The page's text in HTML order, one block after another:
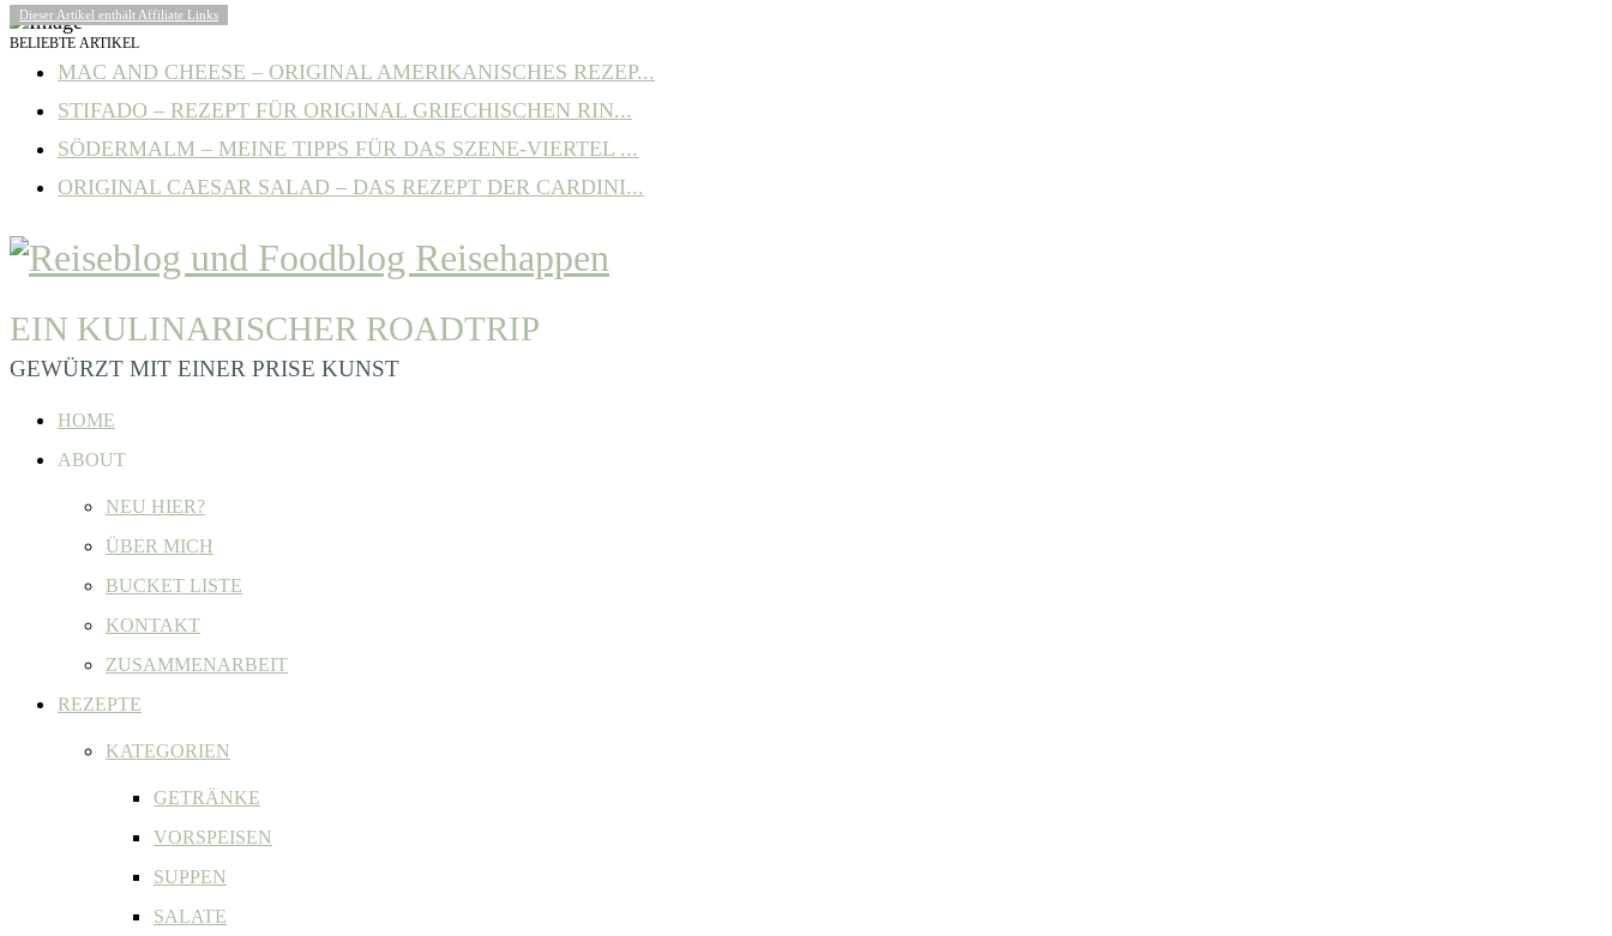
BELIEBTE ARTIKEL
MAC AND CHEESE – ORIGINAL AMERIKANISCHES REZEP...
STIFADO – REZEPT FÜR ORIGINAL GRIECHISCHEN RIN...
SÖDERMALM – MEINE TIPPS FÜR DAS SZENE-VIERTEL ...
ORIGINAL CAESAR SALAD – DAS REZEPT DER CARDINI...
EIN KULINARISCHER ROADTRIP
GEWÜRZT MIT EINER PRISE KUNST
HOME
ABOUT
NEU HIER?
ÜBER MICH
BUCKET LISTE
KONTAKT
ZUSAMMENARBEIT
REZEPTE
KATEGORIEN
GETRÄNKE
VORSPEISEN
SUPPEN
SALATE
Dieser Artikel enthält Affiliate Links